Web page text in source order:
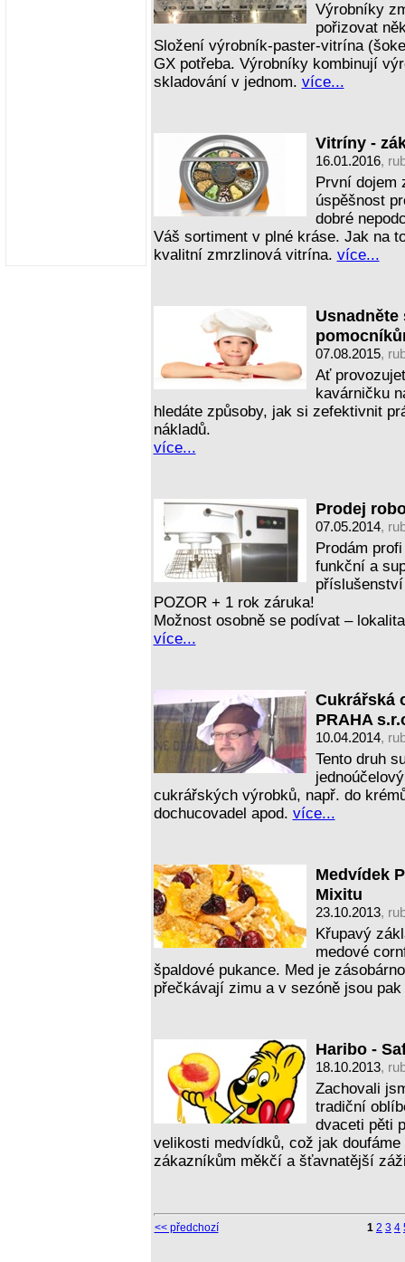
Výrobníky
pořizovat
Složení výrobník-paster-vitrína
GX potřeba. Výrobníky kombinují
skladování v jednom. více...
Vitríny -
16.01.2016,
První dojem
úspěšnost
dobré
Váš sortiment v plné kráse. Jak na
kvalitní zmrzlinová vitrína. více...
07.08.2015,
Ať
kavárničku
hledáte způsoby, jak si zefektivnit
nákladů.
více...
Prodej
07.05.2014,
Prodám
funkční a
POZOR + 1 rok záruka!
Možnost osobně se podívat –
více...
Cukrářská
PRAHA
10.04.2014,
Tento druh
cukrářských výrobků, např. do
dochucovadel apod. více...
Medvídek
Mixitu
23.10.2013,
Křupavý
medové
špaldové pukance. Med je
přečkávají zimu a v sezóně jsou
Haribo -
18.10.2013,
Zachovali
tradiční
dvaceti pěti
velikosti medvídků, což jak
zákazníkům měkčí a šťavnatější
<< předchozí 1 2 3 4